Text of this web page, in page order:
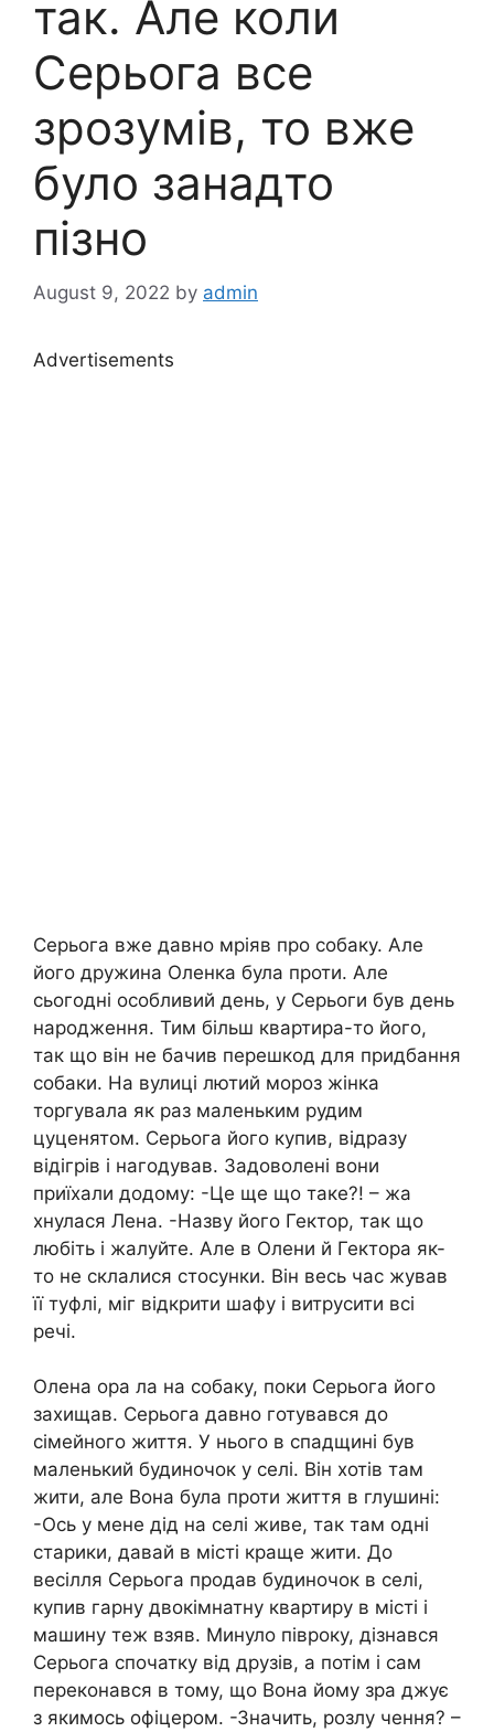
так. Але коли
Серьога все
зрозумів, то вже
було занадто
пізно
August 9, 2022 by admin
Advertisements
Серьога вже давно мріяв про собаку. Але
його дружина Оленка була проти. Але
сьогодні особливий день, у Серьоги був день
народження. Тим більш квартира-то його,
так що він не бачив перешкод для придбання
собаки. На вулиці лютий мороз жінка
торгувала як раз маленьким рудим
цуценятом. Серьога його купив, відразу
відігрів і нагодував. Задоволені вони
приїхали додому: -Це ще що таке?! – жа
хнулася Лена. -Назву його Гектор, так що
любіть і жалуйте. Але в Олени й Гектора як-
то не склалися стосунки. Він весь час жував
її туфлі, міг відкрити шафу і витрусити всі
речі.
Олена ора ла на собаку, поки Серьога його
захищав. Серьога давно готувався до
сімейного життя. У нього в спадщині був
маленький будиночок у селі. Він хотів там
жити, але Вона була проти життя в глушині:
-Ось у мене дід на селі живе, так там одні
старики, давай в місті краще жити. До
весілля Серьога продав будиночок в селі,
купив гарну двокімнатну квартиру в місті і
машину теж взяв. Минуло півроку, дізнався
Серьога спочатку від друзів, а потім і сам
переконався в тому, що Вона йому зра джує
з якимось офіцером. -Значить, розлу чення? –